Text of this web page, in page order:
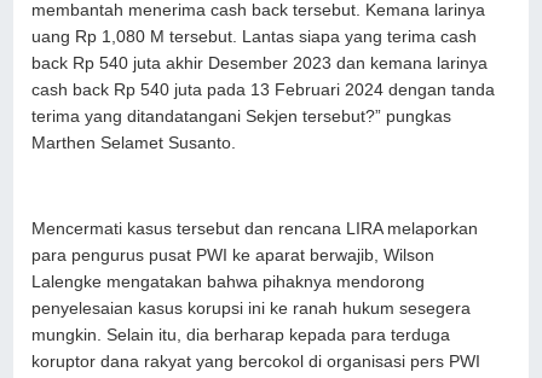
membantah menerima cash back tersebut. Kemana larinya
uang Rp 1,080 M tersebut. Lantas siapa yang terima cash
back Rp 540 juta akhir Desember 2023 dan kemana larinya
cash back Rp 540 juta pada 13 Februari 2024 dengan tanda
terima yang ditandatangani Sekjen tersebut?” pungkas
Marthen Selamet Susanto.
Mencermati kasus tersebut dan rencana LIRA melaporkan
para pengurus pusat PWI ke aparat berwajib, Wilson
Lalengke mengatakan bahwa pihaknya mendorong
penyelesaian kasus korupsi ini ke ranah hukum sesegera
mungkin. Selain itu, dia berharap kepada para terduga
koruptor dana rakyat yang bercokol di organisasi pers PWI